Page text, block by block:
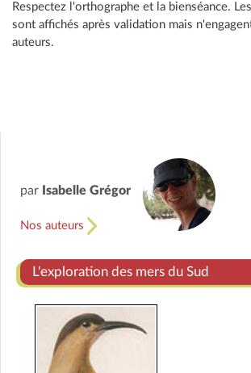
Respectez l'orthographe et la bienséance.
sont affichés après validation mais
auteurs.
par Isabelle Grégor
Nos auteurs
L'exploration des mers du Sud